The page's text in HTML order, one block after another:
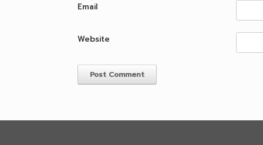
Email
Website